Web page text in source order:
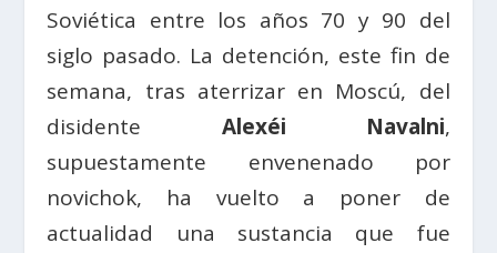
Soviética entre los años 70 y 90 del
siglo pasado. La detención, este fin de
semana, tras aterrizar en Moscú, del
disidente Alexéi Navalni,
supuestamente envenenado por
novichok, ha vuelto a poner de
actualidad una sustancia que fue